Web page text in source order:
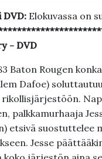
DVD: Elokuvassa on
- DVD
Baton Rougen
Dafoe)
rikollisjärjestöön.
palkkamurhaaja
etsivä suostuttelee
Jesse